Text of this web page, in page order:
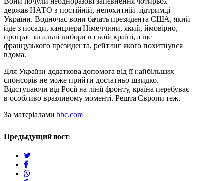
держав НАТО в постійній, непохитній підтримці
України. Водночас вони бачать президента США, який
йде з посади, канцлера Німеччини, який, ймовірно,
програє загальні вибори в своїй країні, а ще
французького президента, рейтинг якого похитнувся
вдома.
Для України додаткова допомога від її найбільших
спонсорів не може прийти достатньо швидко.
Відступаючи від Росії на лінії фронту, країна перебуває
в особливо вразливому моменті. Решта Європи теж.
За матеріалами bbc.com
Предыдущий пост:
facebook